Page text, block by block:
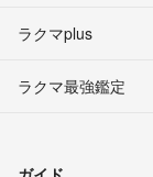
ラクマplus
ラクマ最強鑑定